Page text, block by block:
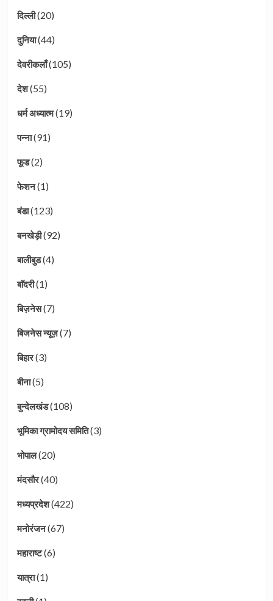
दिल्ली(20)
दुनिया(44)
देवरीकलाँ(105)
देश(55)
धर्म अध्यात्म(19)
पन्ना(91)
फूड(2)
फेशन(1)
बंडा(123)
बनखेड़ी(92)
बालीबुड(4)
बाॅदरी(1)
बिज़नेस(7)
बिजनेस न्यूज़(7)
बिहार(3)
बीना(5)
बुन्देलखंड(108)
भूमिका ग्रामोदय समिति(3)
भोपाल(20)
मंदसौर(40)
मध्यप्रदेश(422)
मनोरंजन(67)
महाराष्ट(6)
यात्रा(1)